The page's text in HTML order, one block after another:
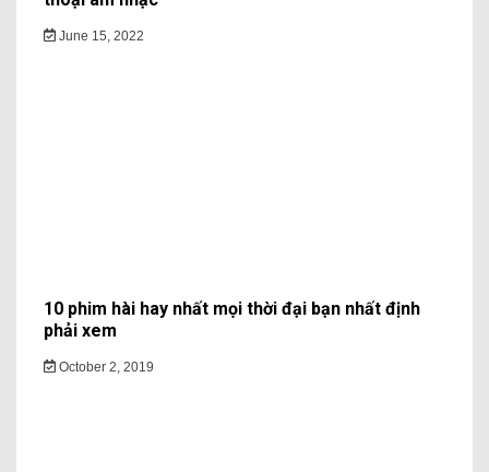
June 15, 2022
10 phim hài hay nhất mọi thời đại bạn nhất định
phải xem
October 2, 2019